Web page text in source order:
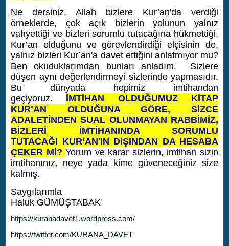
Ne dersiniz, Allah bizlere Kur’an'da verdiği
örneklerde, çok açık bizlerin yolunun yalnız
vahyettiği ve bizleri sorumlu tutacağına hükmettiği,
Kur’an olduğunu ve görevlendirdiği elçisinin de,
yalnız bizleri Kur’an'a davet ettiğini anlatmıyor mu?
Ben okuduklarımdan bunları anladım. Sizlere
düşen aynı değerlendirmeyi sizlerinde yapmasıdır.
Bu dünyada hepimiz imtihandan
geçiyoruz. İMTİHAN OLDUĞUMUZ KİTAP
KUR’AN OLDUĞUNA GÖRE, SİZCE
ADALETİNDEN SUAL OLUNMAYAN RABBİMİZ,
BİZLERİ İMTİHANINDA SORUMLU
TUTACAĞI KUR’AN'IN DIŞINDAN DA HESABA
ÇEKER Mİ?Yorum ve karar sizlerin, imtihan sizin
imtihanınız, neye yada kime güveneceğiniz size
kalmış.
Saygılarımla
Haluk GÜMÜŞTABAK
https://kuranadavet1.wordpress.com/
https://twitter.com/KURANA_DAVET